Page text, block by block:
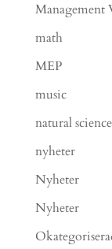
Management
math
MEP
music
natural science
nyheter
Nyheter
Nyheter